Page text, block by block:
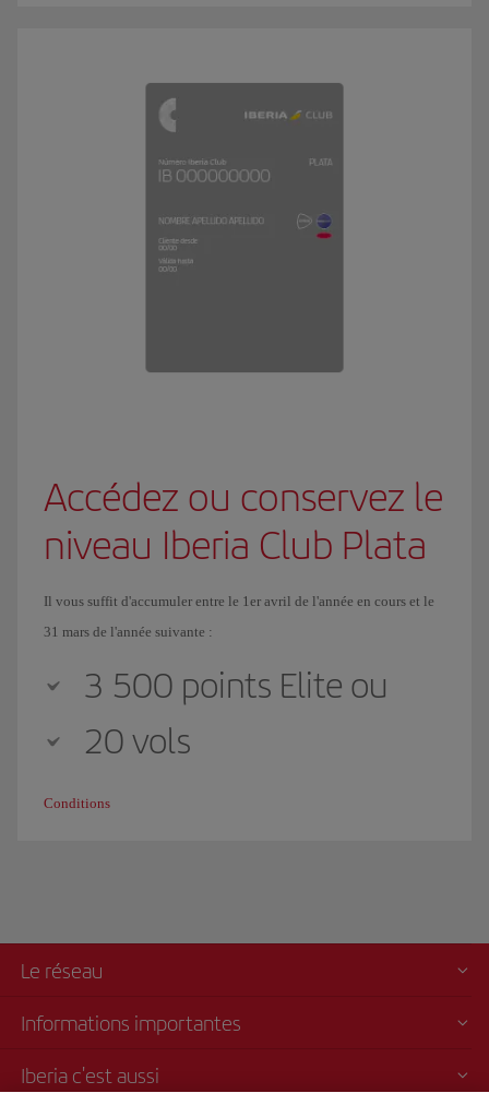
Accédez ou conservez le
niveau Iberia Club Plata
Il vous suffit d'accumuler entre le 1er avril de l'année en cours et le
31 mars de l'année suivante :
3 500 points Elite ou
20 vols
Conditions
Le réseau
Informations importantes
Iberia c'est aussi